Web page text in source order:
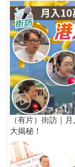
（有片）街訪｜
大揭秘！